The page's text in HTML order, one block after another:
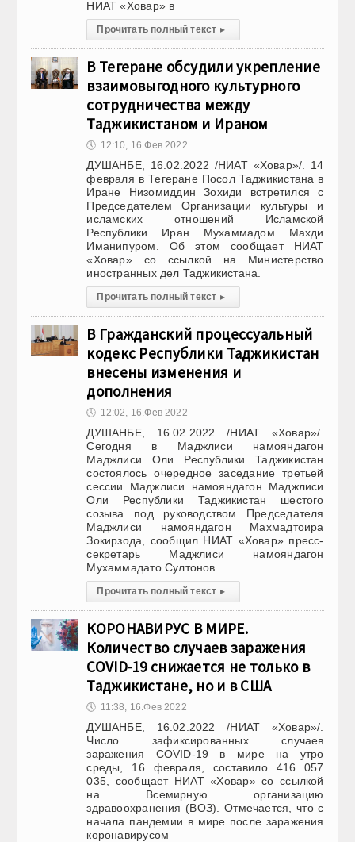
НИАТ «Ховар» в
Прочитать полный текст ▸
В Тегеране обсудили укрепление
взаимовыгодного культурного
сотрудничества между
Таджикистаном и Ираном
🕔 12:10, 16.Фев 2022
ДУШАНБЕ, 16.02.2022 /НИАТ «Ховар»/. 14
февраля в Тегеране Посол Таджикистана в
Иране Низомиддин Зохиди встретился с
Председателем Организации культуры и
исламских отношений Исламской
Республики Иран Мухаммадом Махди
Иманипуром. Об этом сообщает НИАТ
«Ховар» со ссылкой на Министерство
иностранных дел Таджикистана.
Прочитать полный текст ▸
В Гражданский процессуальный
кодекс Республики Таджикистан
внесены изменения и
дополнения
🕔 12:02, 16.Фев 2022
ДУШАНБЕ, 16.02.2022 /НИАТ «Ховар»/.
Сегодня в Маджлиси намояндагон
Маджлиси Оли Республики Таджикистан
состоялось очередное заседание третьей
сессии Маджлиси намояндагон Маджлиси
Оли Республики Таджикистан шестого
созыва под руководством Председателя
Маджлиси намояндагон Махмадтоира
Зокирзода, сообщил НИАТ «Ховар» пресс-
секретарь Маджлиси намояндагон
Мухаммадато Султонов.
Прочитать полный текст ▸
КОРОНАВИРУС В МИРЕ.
Количество случаев заражения
COVID-19 снижается не только в
Таджикистане, но и в США
🕔 11:38, 16.Фев 2022
ДУШАНБЕ, 16.02.2022 /НИАТ «Ховар»/.
Число зафиксированных случаев
заражения COVID-19 в мире на утро
среды, 16 февраля, составило 416 057
035, сообщает НИАТ «Ховар» со ссылкой
на Всемирную организацию
здравоохранения (ВОЗ). Отмечается, что с
начала пандемии в мире после заражения
коронавирусом